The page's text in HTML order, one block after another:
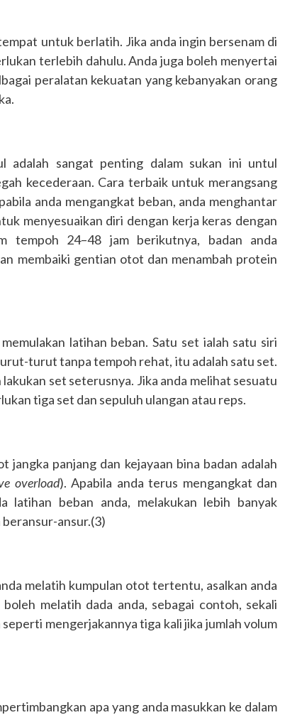
untuk berlatih. Jika anda ingin bersenam di
terlebih dahulu. Anda juga boleh menyertai
peralatan kekuatan yang kebanyakan orang
adalah sangat penting dalam sukan ini untul
kecederaan. Cara terbaik untuk merangsang
anda mengangkat beban, anda menghantar
menyesuaikan diri dengan kerja keras dengan
tempoh 24–48 jam berikutnya, badan anda
membaiki gentian otot dan menambah protein
latihan beban. Satu set ialah satu siri
turut tanpa tempoh rehat, itu adalah satu set.
set seterusnya. Jika anda melihat sesuatu
tiga set dan sepuluh ulangan atau reps.
panjang dan kejayaan bina badan adalah
overload). Apabila anda terus mengangkat dan
latihan beban anda, melakukan lebih banyak
ansur.(3)
melatih kumpulan otot tertentu, asalkan anda
melatih dada anda, sebagai contoh, sekali
mengerjakannya tiga kali jika jumlah volum
apa yang anda masukkan ke dalam